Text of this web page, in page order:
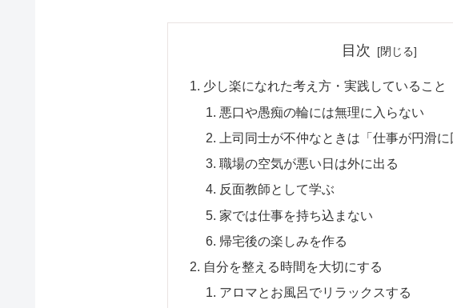
目次
少し楽になれた考え方・実践していること
悪口や愚痴の輪には無理に入らない
上司同士が不仲なときは「仕事が円滑
職場の空気が悪い日は外に出る
反面教師として学ぶ
家では仕事を持ち込まない
帰宅後の楽しみを作る
自分を整える時間を大切にする
アロマとお風呂でリラックスする